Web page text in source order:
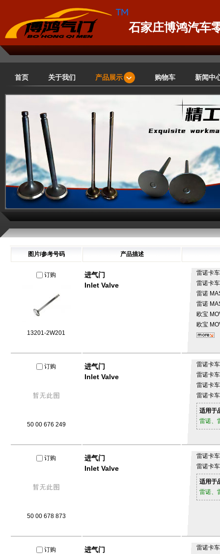
石家庄博鸿汽车
首页 关于我们 产品展示 购物车 新闻中
图片/参考号码 产品描述
订购
13201-2W201
进气门
Inlet Valve
雷诺卡
雷诺卡
雷诺
雷诺
欧宝
欧宝
订购
50 00 676 249
进气门
Inlet Valve
雷诺卡
雷诺卡
雷诺卡
雷诺卡
适用于
雷诺、
订购
50 00 678 873
进气门
Inlet Valve
雷诺卡
雷诺卡
适用于
雷诺、
订购
进气门
雷诺卡